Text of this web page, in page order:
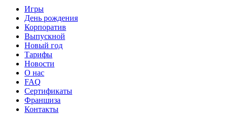
Игры
День рождения
Корпоратив
Выпускной
Новый год
Тарифы
Новости
О нас
FAQ
Сертификаты
Франшиза
Контакты